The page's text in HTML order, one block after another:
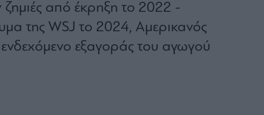
από έκρηξη το 2022 -
της WSJ το 2024, Αμερικανός
ενδεχόμενο εξαγοράς του αγωγού